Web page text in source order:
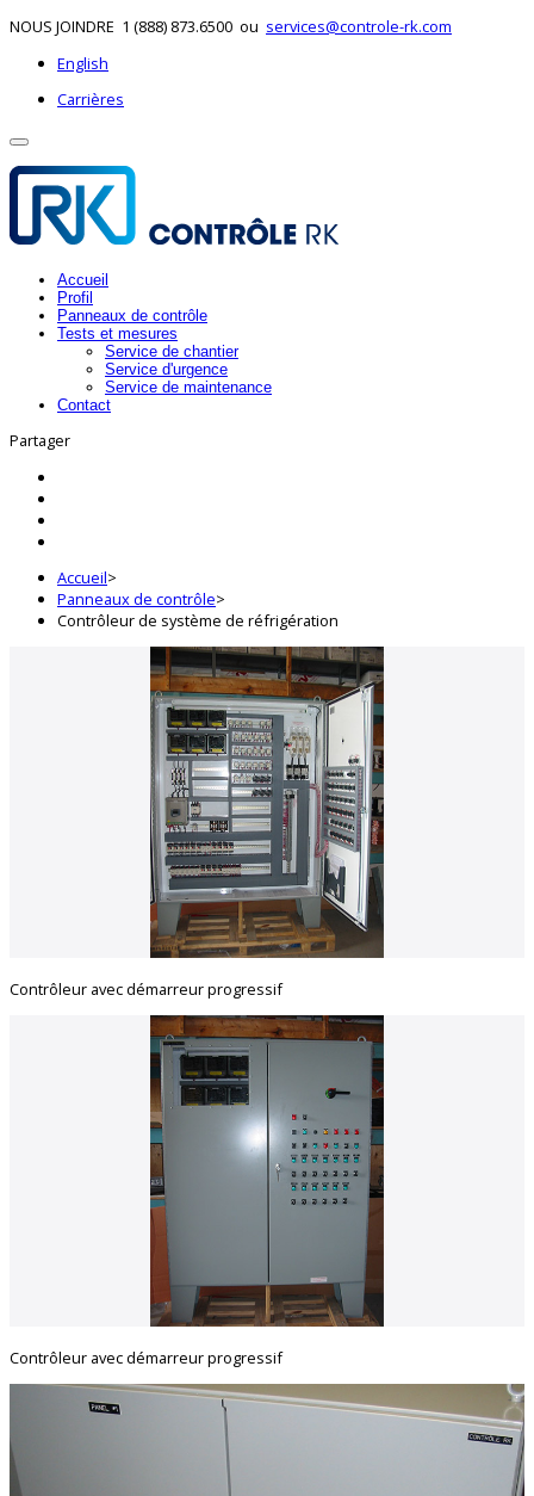
NOUS JOINDRE 1 (888) 873.6500 ou services@controle-rk.com
English
Carrières
Accueil
Profil
Panneaux de contrôle
Tests et mesures
Service de chantier
Service d'urgence
Service de maintenance
Contact
Partager
Accueil>
Panneaux de contrôle>
Contrôleur de système de réfrigération
Contrôleur avec démarreur progressif
Contrôleur avec démarreur progressif